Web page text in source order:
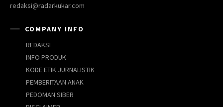
redaksi@radarkukar.com
COMPANY INFO
REDAKSI
INFO PRODUK
KODE ETIK JURNALISTIK
PEMBERITAAN ANAK
PEDOMAN SIBER